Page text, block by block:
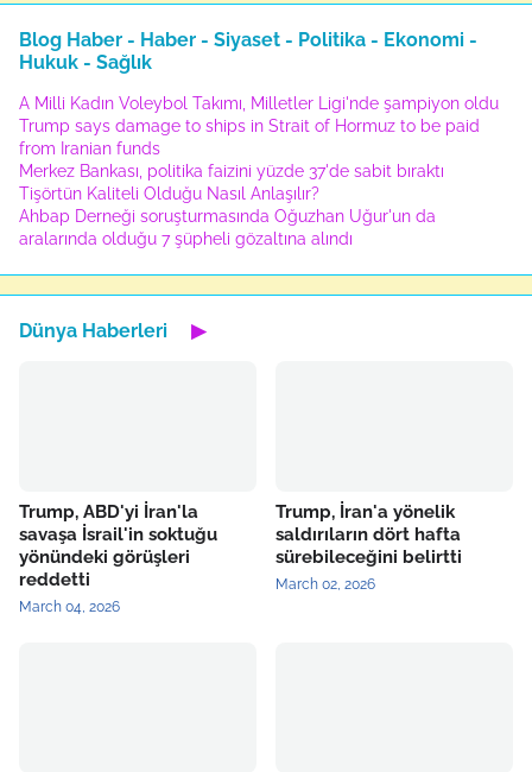
Blog Haber - Haber - Siyaset - Politika - Ekonomi -
Hukuk - Sağlık
A Milli Kadın Voleybol Takımı, Milletler Ligi'nde şampiyon oldu
Trump says damage to ships in Strait of Hormuz to be paid
from Iranian funds
Merkez Bankası, politika faizini yüzde 37'de sabit bıraktı
Tişörtün Kaliteli Olduğu Nasıl Anlaşılır?
Ahbap Derneği soruşturmasında Oğuzhan Uğur'un da
aralarında olduğu 7 şüpheli gözaltına alındı
Dünya Haberleri ▶
Trump, ABD'yi İran'la
savaşa İsrail'in soktuğu
yönündeki görüşleri
reddetti
March 04, 2026
Trump, İran'a yönelik
saldırıların dört hafta
sürebileceğini belirtti
March 02, 2026